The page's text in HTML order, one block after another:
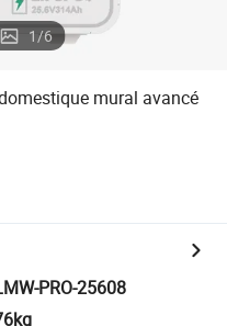
1/6
mural avancé
PRO-25608